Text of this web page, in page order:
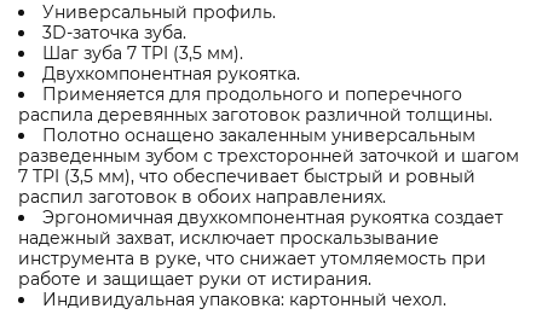
Универсальный профиль.
3D-заточка зуба.
Шаг зуба 7 TPI (3,5 мм).
Двухкомпонентная рукоятка.
Применяется для продольного и поперечного
распила деревянных заготовок различной толщины.
Полотно оснащено закаленным универсальным
разведенным зубом с трехсторонней заточкой и шагом
7 TPI (3,5 мм), что обеспечивает быстрый и ровный
распил заготовок в обоих направлениях.
Эргономичная двухкомпонентная рукоятка создает
надежный захват, исключает проскальзывание
инструмента в руке, что снижает утомляемость при
работе и защищает руки от истирания.
Индивидуальная упаковка: картонный чехол.